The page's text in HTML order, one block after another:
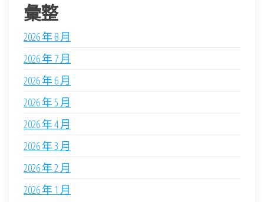
彙整
2026 年 8 月
2026 年 7 月
2026 年 6 月
2026 年 5 月
2026 年 4 月
2026 年 3 月
2026 年 2 月
2026 年 1 月